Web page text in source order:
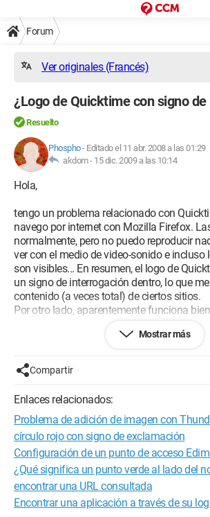
Forum
Ver originales (Francés)
¿Logo de Quicktime con signo
Resuelto
Phospho- Editado el 11 abr. 2008 a las 01:29
akdom - 15 dic. 2009 a las 10:14
Hola,
tengo un problema relacionado con
navego por internet con Mozilla Firefox.
normalmente, pero no puedo reproducir
ver con el medio de video-sonido e incluso
son visibles... En resumen, el logo de
un signo de interrogación dentro, lo que
contenido (a veces total) de ciertos sitios.
Por otro lado, aparentemente funciona
mismo problema = desinstalé Firefox y
reinstalar Firefox. Después en
elegí "Obtener otras extensiones", fui a
reinstalé Quicktime, pero el problema
manera.
Por favor, si alguien pudiera aclararme el
muy agradecido. Gracias de antemano.
Configuración: Ordenador portátil -
edición familiar SP2
Mostrar más
Compartir
Enlaces relacionados:
Problema de adición de imagen con
círculo rojo con signo de exclamación
Configuración de un punto de acceso
¿Qué significa un punto verde al lado del
encontrar una URL consultada
Encontrar una aplicación a través de su